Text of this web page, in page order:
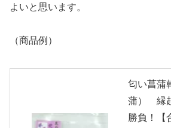
よいと思います。
（商品例）
匂い菖
蒲） 縁
勝負！【